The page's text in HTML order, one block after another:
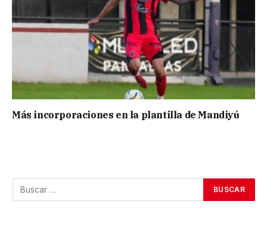
Más incorporaciones en la plantilla de Mandiyú